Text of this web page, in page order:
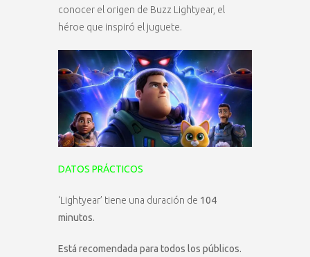
conocer el origen de Buzz Lightyear, el
héroe que inspiró el juguete.
DATOS PRÁCTICOS
‘Lightyear’ tiene una duración de 104
minutos.
Está recomendada para todos los públicos.